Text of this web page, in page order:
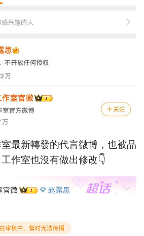
最新轉發的代言微博，也被品
作室也沒有做出修改👇